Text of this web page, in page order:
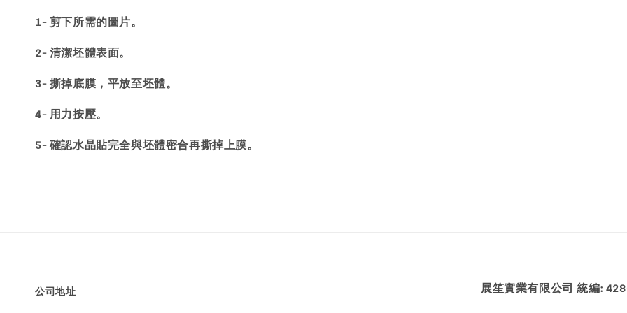
1- 剪下所需的圖片。
2- 清潔坯體表面。
3- 撕掉底膜，平放至坯體。
4- 用力按壓。
5- 確認水晶貼完全與坯體密合再撕掉上膜。
公司地址 展笙實業有限公司 統編: